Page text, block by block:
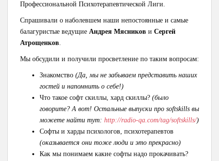
Профессиональной Психотерапевтической Лиги.
Спрашивали о наболевшем наши непостоянные и самые
балагуристые ведущие Андрея Мясников и Сергей
Атрощенков.
Мы обсудили и получили просветление по таким вопросам:
Знакомство (Да, мы не забываем представить наших
гостей и напомнить о себе!)
Что такое софт скиллы, хард скиллы? (было
говорите? А вот! Остальные выпуски про softskills вы
можете найти тут: http://radio-qa.com/tag/softskills/)
Софты и харды психологов, психотерапевтов
(оказывается они тоже люди и это прекрасно)
Как мы понимаем какие софты надо прокачивать?